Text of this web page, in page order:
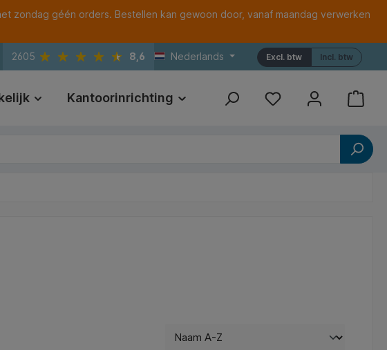
zondag géén orders. Bestellen kan gewoon door, vanaf maandag verwerken
2605 8,6 Nederlands Incl. btw
Excl. btw
Kantoorinrichting Print Referenties